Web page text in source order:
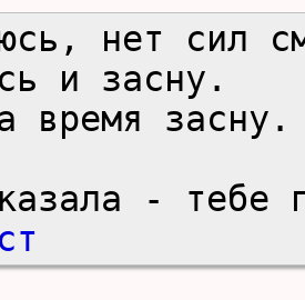
нет сил
и засну.
время засну.
- тебе